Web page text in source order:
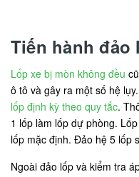
Tiến hành
Lốp xe bị mòn không đều
ô tô và gây ra một số hệ
lốp định kỳ theo quy tắc.
1 lốp làm lốp dự phòng.
lốp mặc định. Đảo hệ 5 lốp
Ngoài đảo lốp và kiểm tra